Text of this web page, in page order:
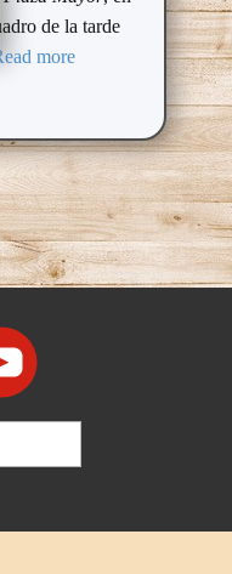
de la tarde
more